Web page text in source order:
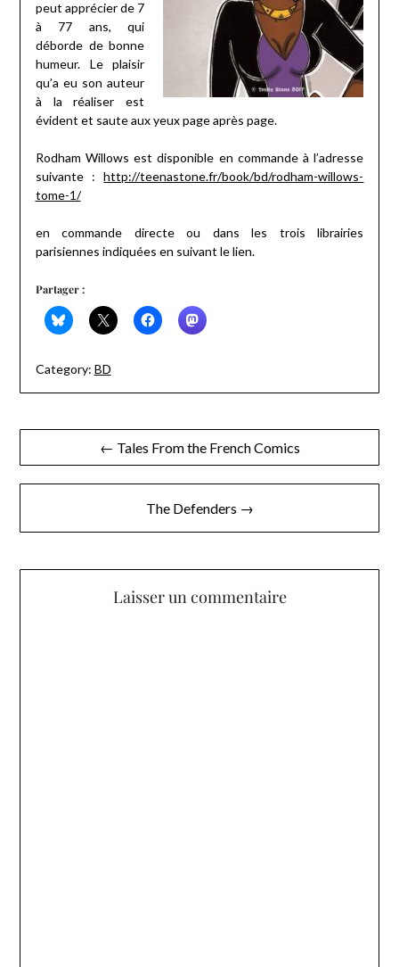
peut apprécier de 7
à 77 ans, qui
déborde de bonne
humeur. Le plaisir
qu’a eu son auteur
à la réaliser est
évident et saute aux yeux page après page.
Rodham Willows est disponible en commande à l’adresse
suivante :http://teenastone.fr/book/bd/rodham-willows-
tome-1/
en commande directe ou dans les trois librairies
parisiennes indiquées en suivant le lien.
Partager :
Category: BD
Navigation
de
← Tales From the French Comics
The Defenders →
Laisser un commentaire